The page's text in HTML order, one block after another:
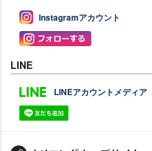
Instagramアカウント
LINE
LINEアカウントメディア